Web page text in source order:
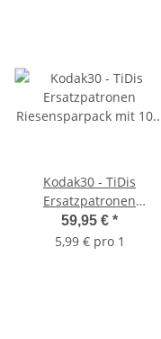
Kodak30 - TiDis
Ersatzpatronen
Riesensparpack mit 10
Patronen - 6x schwarz /
59,95 € *
5,99 € pro 1